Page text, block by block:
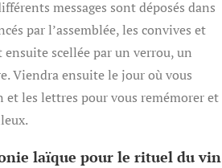
messages sont déposés dans
par l’assemblée, les convives et
ensuite scellée par un verrou, un
Viendra ensuite le jour où vous
et les lettres pour vous remémorer et
laïque pour le rituel du vin